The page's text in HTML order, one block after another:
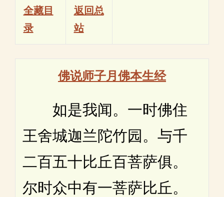
全藏目
录
返回总
站
佛说师子月佛本生经
如是我闻。一时佛住
王舍城迦兰陀竹园。与千
二百五十比丘百菩萨俱。
尔时众中有一菩萨比丘。